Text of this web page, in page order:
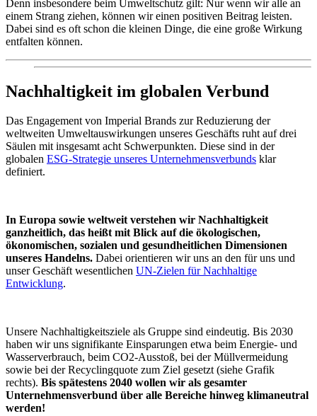
Denn insbesondere beim Umweltschutz gilt: Nur wenn wir alle an
einem Strang ziehen, können wir einen positiven Beitrag leisten.
Dabei sind es oft schon die kleinen Dinge, die eine große Wirkung
entfalten können.
Nachhaltigkeit im globalen Verbund
Das Engagement von Imperial Brands zur Reduzierung der
weltweiten Umweltauswirkungen unseres Geschäfts ruht auf drei
Säulen mit insgesamt acht Schwerpunkten. Diese sind in der
globalen ESG-Strategie unseres Unternehmensverbunds klar
definiert.
In Europa sowie weltweit verstehen wir Nachhaltigkeit
ganzheitlich, das heißt mit Blick auf die ökologischen,
ökonomischen, sozialen und gesundheitlichen Dimensionen
unseres Handelns. Dabei orientieren wir uns an den für uns und
unser Geschäft wesentlichen UN-Zielen für Nachhaltige
Entwicklung.
Unsere Nachhaltigkeitsziele als Gruppe sind eindeutig. Bis 2030
haben wir uns signifikante Einsparungen etwa beim Energie- und
Wasserverbrauch, beim CO2-Ausstoß, bei der Müllvermeidung
sowie bei der Recyclingquote zum Ziel gesetzt (siehe Grafik
rechts). Bis spätestens 2040 wollen wir als gesamter
Unternehmensverbund über alle Bereiche hinweg klimaneutral
werden!